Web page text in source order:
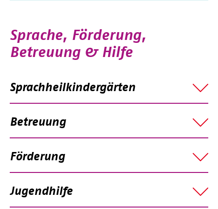
Sprache, Förderung,
Betreuung & Hilfe
Sprachheilkindergärten
Betreuung
Förderung
Jugendhilfe